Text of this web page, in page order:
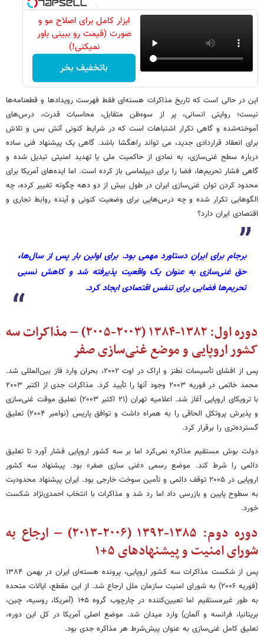
ابزار کامل برای اصلاح مو و
صورت (قیمت رو ببینی باور
نمیکنی!)
باتخفیف بخر
این در حالی است که تاریخ مذاکرات هسته‌ای فقط فهرست رویدادها و قطعنامه‌ها
نیست؛ روایتی انسانی، پر از سوءظن متقابل، محاسبات قدرت، درس‌های
آموخته‌شده و گاهی تکرار اشتباهات است که در شرایط کنونی آتش بس و تلاش
برای انعقاد قراردادی جدید، می تواند راهگشا باشد. گاهی یک پیشنهاد فنی ساده
درباره سطح غنی‌سازی، به نمادی از حاکمیت ملی یا تهدید امنیتی تبدیل شده و
گاهی فشار تحریم‌ها، فضا را برای دیپلماسی باز کرده است. اما ایده‌های آمریکا برای
محدود کردن توان غنی‌سازی ایران در طول بیش از دو دهه چگونه تغییر کرده، چه
الگوهایی تکرار شده و چه درس‌هایی برای وضعیت کنونی و آینده روابط تجاری و
اقتصادی ایران دارد؟
برجام برای ایران دستاورد مهمی بود. برای اولین بار پس از سال‌ها،
حق غنی‌سازی به عنوان یک واقعیت پذیرفته شد و کاهش نسبی
تحریم‌ها فضایی برای تنفس اقتصادی ایجاد کرد.
دوره اول: ۱۳۸۲-۱۳۸۴ (۲۰۰۳-۲۰۰۵) – مذاکرات سه
کشور اروپایی و موضع غنی‌سازی صفر
پس از افشای تأسیسات نطنز و اراک در اوت ۲۰۰۲، بحران وارد فاز بین‌المللی شد.
محمد خاتمی در فوریه ۲۰۰۳ وجود آنها را تأیید کرد. مذاکرات جدی از اکتبر ۲۰۰۳
با ترویکای اروپایی آغاز شد. اعلامیه تهران (۲۱ اکتبر ۲۰۰۳) تعلیق موقت غنی‌سازی
و پذیرش پروتکل الحاقی را به همراه داشت و توافق پاریس (نوامبر ۲۰۰۴) تعلیق
گسترده‌تری را برقرار کرد.
دولت بوش مستقیم مذاکره نمی‌کرد اما بر سه کشور اروپایی فشار آورد تا تعلیق
دائمی را شرط کند. موضع رسمی «غنی سازی صفر» بود. پیشنهاد سه کشور
اروپایی در ۲۰۰۵ توقف دائمی و تأمین سوخت خارجی بود. ایران پیشنهاد محدودیت
به سطوح پایین و بازرسی داد اما رد شد و مذاکرات با انتخاب احمدی‌نژاد شکست
خورد.
دوره دوم: ۱۳۸۵-۱۳۹۲ (۲۰۰۶-۲۰۱۳) – ارجاع به
شورای امنیت و پیشنهادهای ۵+۱
پس از شکست مذاکرات سه کشور اروپایی، پرونده هسته‌ای ایران در بهمن ۱۳۸۴
(فوریه ۲۰۰۶) به شورای امنیت سازمان ملل ارجاع شد. از این مقطع، ایالات متحده
به طور غیرمستقیم اما تعیین‌کننده در چارچوب گروه ۵+۱ (آمریکا، روسیه، چین،
بریتانیا، فرانسه و آلمان) وارد میدان شد. موضع اصلی آمریکا در کل این دوره،
تعلیق کامل غنی‌سازی به عنوان پیش‌شرط هر مذاکره جدی بود.